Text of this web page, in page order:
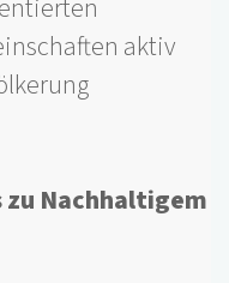
aktiv
zu Nachhaltigem